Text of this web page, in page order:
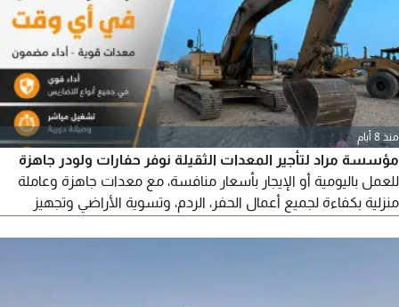
منذ 8 أيام
مؤسسة مراد لتأجير المعدات الثقيلة نوفر حفارات ولودر جاهزة
للعمل باليومية أو الإيجار بأسعار منافسة، مع معدات جاهزة وعاملة
منزلية بكفاءة لجميع أعمال الحفر، الردم، وتسوية الأراضي وتجهيز